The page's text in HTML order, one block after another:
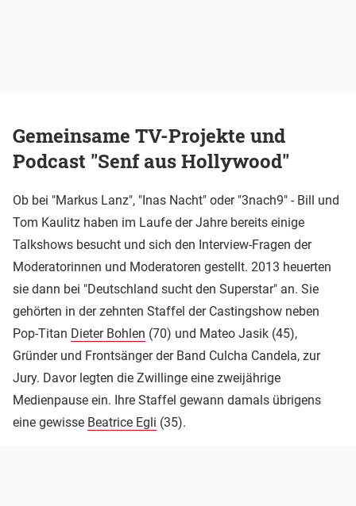
Gemeinsame TV-Projekte und
Podcast "Senf aus Hollywood"
Ob bei "Markus Lanz", "Inas Nacht" oder "3nach9" - Bill und
Tom Kaulitz haben im Laufe der Jahre bereits einige
Talkshows besucht und sich den Interview-Fragen der
Moderatorinnen und Moderatoren gestellt. 2013 heuerten
sie dann bei "Deutschland sucht den Superstar" an. Sie
gehörten in der zehnten Staffel der Castingshow neben
Pop-Titan Dieter Bohlen (70) und Mateo Jasik (45),
Gründer und Frontsänger der Band Culcha Candela, zur
Jury. Davor legten die Zwillinge eine zweijährige
Medienpause ein. Ihre Staffel gewann damals übrigens
eine gewisse Beatrice Egli (35).